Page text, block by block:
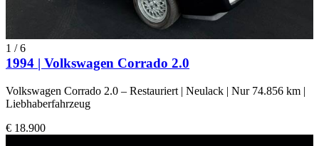
1 /6
1994 | Volkswagen Corrado 2.0
Volkswagen Corrado 2.0 – Restauriert | Neulack | Nur 74.856 km |
Liebhaberfahrzeug
€ 18.900